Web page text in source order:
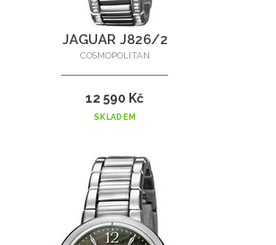
JAGUAR J826/2
COSMOPOLITAN
12 590 Kč
SKLADEM